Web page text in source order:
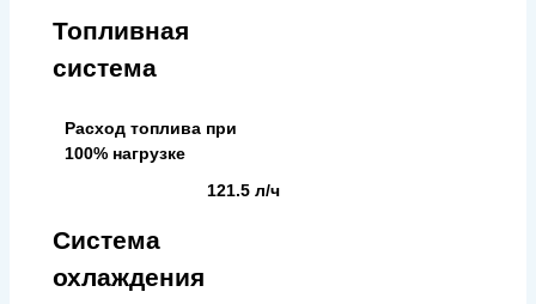
Топливная
система
Расход топлива при
100% нагрузке
121.5 л/ч
Система
охлаждения